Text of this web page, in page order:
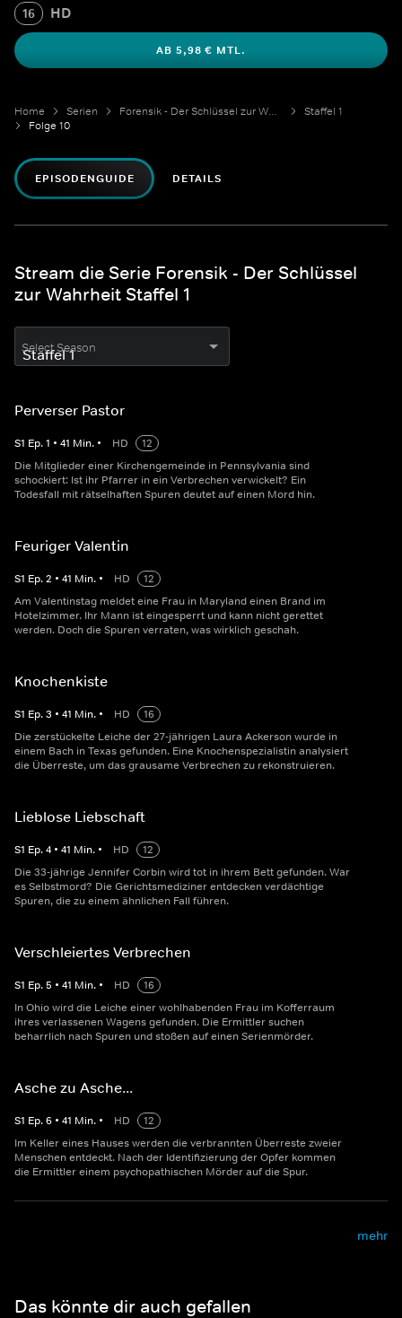
16 HD
AB 5,98 € MTL.
Home Serien Forensik - Der Schlüssel zur Wahrheit
Staffel 1
Folge 10
EPISODENGUIDE DETAILS
Stream die Serie Forensik - Der Schlüssel
zur Wahrheit Staffel 1
Select Season
Perverser Pastor
S1 Ep.1 • 41 Min. • HD
12
Die Mitglieder einer Kirchengemeinde in Pennsylvania sind
schockiert: Ist ihr Pfarrer in ein Verbrechen verwickelt? Ein
Todesfall mit rätselhaften Spuren deutet auf einen Mord hin.
Feuriger Valentin
S1 Ep.2 • 41 Min. • HD
12
Am Valentinstag meldet eine Frau in Maryland einen Brand im
Hotelzimmer. Ihr Mann ist eingesperrt und kann nicht gerettet
werden. Doch die Spuren verraten, was wirklich geschah.
Knochenkiste
S1 Ep.3 • 41 Min. • HD
16
Die zerstückelte Leiche der 27-jährigen Laura Ackerson wurde in
einem Bach in Texas gefunden. Eine Knochenspezialistin analysiert
die Überreste, um das grausame Verbrechen zu rekonstruieren.
Lieblose Liebschaft
S1 Ep.4 • 41 Min. • HD
12
Die 33-jährige Jennifer Corbin wird tot in ihrem Bett gefunden. War
es Selbstmord? Die Gerichtsmediziner entdecken verdächtige
Spuren, die zu einem ähnlichen Fall führen.
Verschleiertes Verbrechen
S1 Ep.5 • 41 Min. • HD
16
In Ohio wird die Leiche einer wohlhabenden Frau im Kofferraum
ihres verlassenen Wagens gefunden. Die Ermittler suchen
beharrlich nach Spuren und stoßen auf einen Serienmörder.
Asche zu Asche...
S1 Ep.6 • 41 Min. • HD
12
Im Keller eines Hauses werden die verbrannten Überreste zweier
Menschen entdeckt. Nach der Identifizierung der Opfer kommen
die Ermittler einem psychopathischen Mörder auf die Spur.
mehr
Das könnte dir auch gefallen